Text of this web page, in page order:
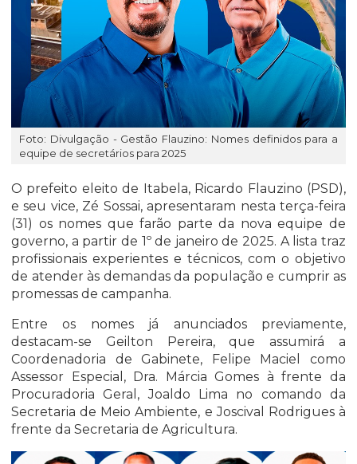
Foto: Divulgação - Gestão Flauzino: Nomes definidos para a
equipe de secretários para 2025
O prefeito eleito de Itabela, Ricardo Flauzino (PSD),
e seu vice, Zé Sossai, apresentaram nesta terça-feira
(31) os nomes que farão parte da nova equipe de
governo, a partir de 1º de janeiro de 2025. A lista traz
profissionais experientes e técnicos, com o objetivo
de atender às demandas da população e cumprir as
promessas de campanha.
Entre os nomes já anunciados previamente,
destacam-se Geilton Pereira, que assumirá a
Coordenadoria de Gabinete, Felipe Maciel como
Assessor Especial, Dra. Márcia Gomes à frente da
Procuradoria Geral, Joaldo Lima no comando da
Secretaria de Meio Ambiente, e Joscival Rodrigues à
frente da Secretaria de Agricultura.